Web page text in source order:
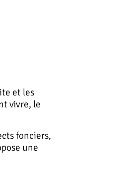
et les
vivre, le
fonciers,
une